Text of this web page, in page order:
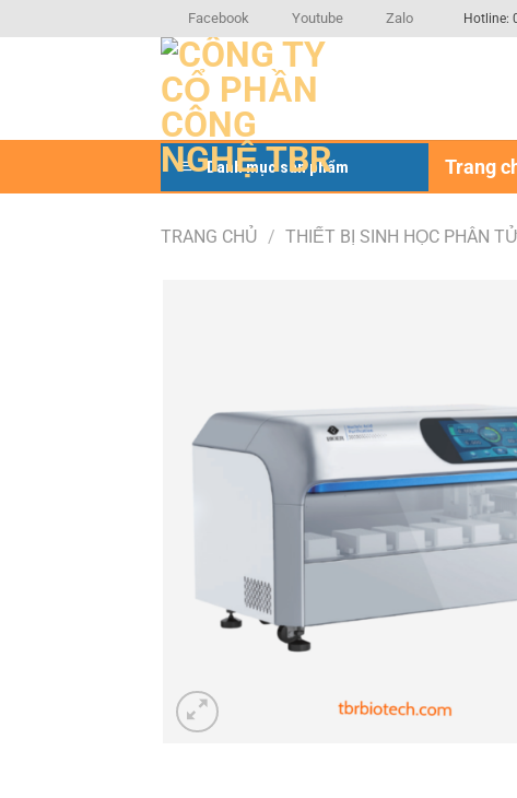
qua
Facebook Youtube Zalo Hotline:
Danh mục sản phẩm Trang
TRANG CHỦ / THIẾT BỊ SINH HỌC PHÂN